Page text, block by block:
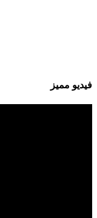
فيديو مميز